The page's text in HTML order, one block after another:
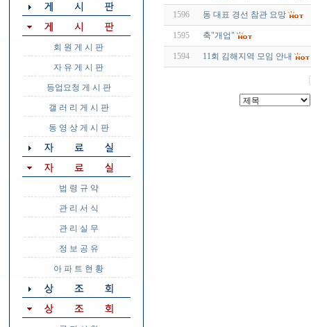
회 원 게 시 판
자 유 게 시 판
등업요청 게 시 판
갤 러 리 게 시 판
동 영 상 게 시 판
법 령 규 약
관 리 서 식
관 리 실 무
정 보 공 유
아 파 트 현 황
1596 동 대표 경선 참관 요망
1595 축"개업"
1594 11회 김해지역 모임 안내